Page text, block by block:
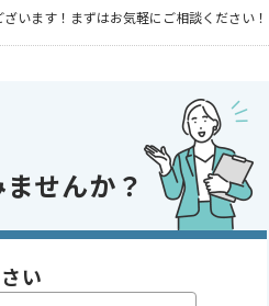
います！まずはお気軽にご相談ください！
せんか？
い